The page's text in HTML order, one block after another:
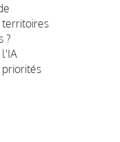
territoires
?
l'IA